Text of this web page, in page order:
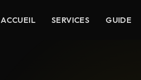
ACCUEIL SERVICES GUIDE